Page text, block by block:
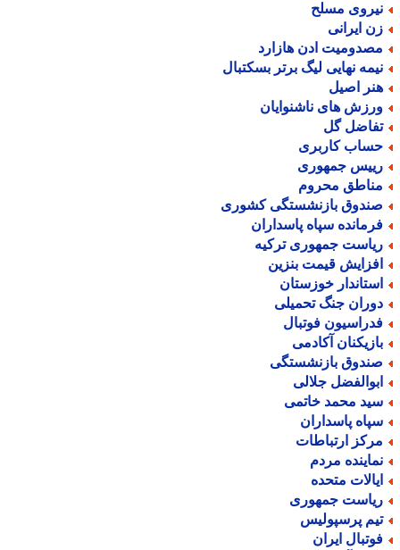
مسلح
ایرانی
ادن هازارد
نهایی لیگ برتر بسکتبال
اصیل
های ناشنوایان
گل
کاربری
جمهوری
محروم
بازنشستگی کشوری
سپاه پاسداران
جمهوری ترکیه
قیمت بنزین
خوزستان
جنگ تحمیلی
فوتبال
آکادمی
بازنشستگی
جلالی
محمد خاتمی
پاسداران
ارتباطات
مردم
متحده
جمهوری
پرسپولیس
ایران